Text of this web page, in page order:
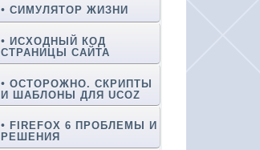
СИМУЛЯТОР ЖИЗНИ
ИСХОДНЫЙ КОД
СТРАНИЦЫ САЙТА
ОСТОРОЖНО. СКРИПТЫ
И ШАБЛОНЫ ДЛЯ UCOZ
FIREFOX 6 ПРОБЛЕМЫ И
РЕШЕНИЯ